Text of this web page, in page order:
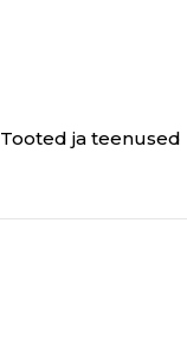
Tooted ja teenused